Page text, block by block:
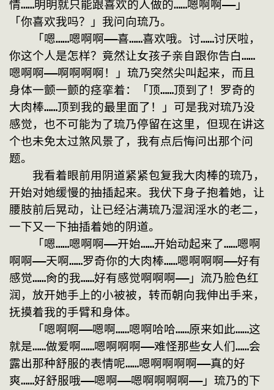
情……明明就只能跟喜欢的人做的……嗯啊啊——」
「你喜欢我吗？」我问向琉乃。
「嗯……嗯啊啊——喜……喜欢哦。讨……讨厌啦，
你这个人是怎样？竟然让女孩子亲自跟你告白……
嗯啊啊——啊啊啊啊！」琉乃突然尖叫起来，而且
身体一颤一颤的痉挛着：「顶……顶到了！罗奇的
大肉棒……顶到我的最里面了！」可是我对琉乃没
感觉，也不可能为了琉乃停留在这里，但现在讲这
个也未免太过煞风景了，我有点后悔问出那个问
题。
我看着眼前用阴道紧紧包复我大肉棒的琉乃，
开始对她缓慢的抽插起来。我伏下身子抱着她，让
腰肢前后晃动，让已经沾满琉乃湿润淫水的老二，
一下又一下抽插着她的阴道。
「嗯……嗯啊啊——开始……开始动起来了……嗯啊
啊啊——天啊……罗奇你的大肉棒……嗯啊啊啊——好有
感觉……肏的我……好有感觉啊啊啊——」流乃脸色红
润，放开她手上的小被被，转而朝向我伸出手来，
抚摸着我的手臂和身体。
「嗯啊啊——嗯啊……嗯啊哈哈……原来如此……这
就是……做爱啊……嗯啊啊啊——难怪那些女人们……会
露出那种舒服的表情呢……嗯啊啊啊啊——真的好
爽……好舒服哦——嗯啊——嗯啊啊啊啊——」琉乃的下